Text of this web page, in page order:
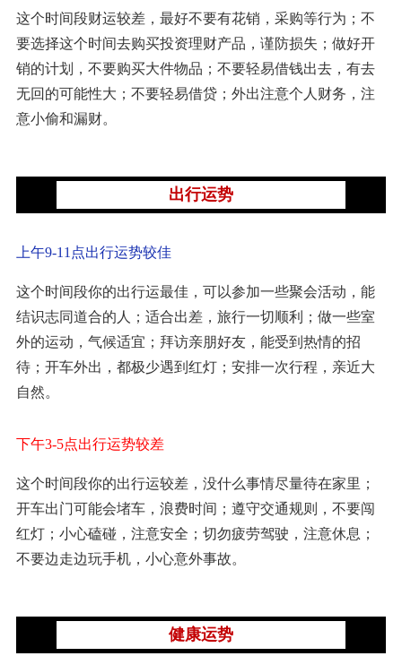
这个时间段财运较差，最好不要有花销，采购等行为；不
要选择这个时间去购买投资理财产品，谨防损失；做好开
销的计划，不要购买大件物品；不要轻易借钱出去，有去
无回的可能性大；不要轻易借贷；外出注意个人财务，注
意小偷和漏财。
出行运势
上午9-11点出行运势较佳
这个时间段你的出行运最佳，可以参加一些聚会活动，能
结识志同道合的人；适合出差，旅行一切顺利；做一些室
外的运动，气候适宜；拜访亲朋好友，能受到热情的招
待；开车外出，都极少遇到红灯；安排一次行程，亲近大
自然。
下午3-5点出行运势较差
这个时间段你的出行运较差，没什么事情尽量待在家里；
开车出门可能会堵车，浪费时间；遵守交通规则，不要闯
红灯；小心磕碰，注意安全；切勿疲劳驾驶，注意休息；
不要边走边玩手机，小心意外事故。
健康运势